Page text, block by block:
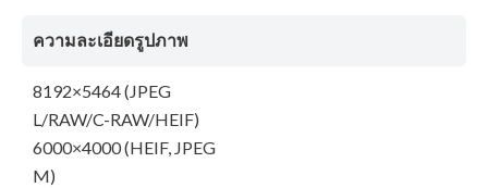
ความละเอียดรูปภาพ
8192×5464 (JPEG
L/RAW/C-RAW/HEIF)
6000×4000 (HEIF, JPEG
M)